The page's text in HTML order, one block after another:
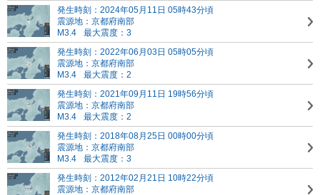
発生時刻：2024年05月11日 05時43分頃
震源地：京都府南部
M3.4
最大震度：3
発生時刻：2022年06月03日 05時05分頃
震源地：京都府南部
M3.4
最大震度：2
発生時刻：2021年09月11日 19時56分頃
震源地：京都府南部
M3.4
最大震度：2
発生時刻：2018年08月25日 00時00分頃
震源地：京都府南部
M3.4
最大震度：3
発生時刻：2012年02月21日 10時22分頃
震源地：京都府南部